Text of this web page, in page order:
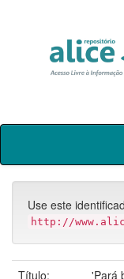
Skip
Use este
http://
Título:
'Pará